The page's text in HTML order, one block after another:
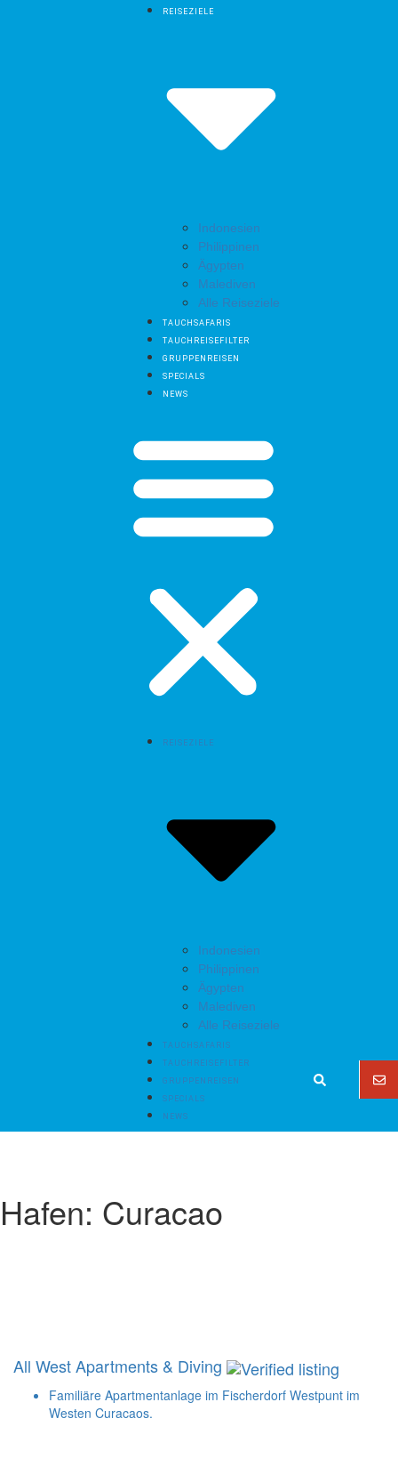
REISEZIELE
Indonesien
Philippinen
Ägypten
Malediven
Alle Reiseziele
TAUCHSAFARIS
TAUCHREISEFILTER
GRUPPENREISEN
SPECIALS
NEWS
REISEZIELE
Indonesien
Philippinen
Ägypten
Malediven
Alle Reiseziele
TAUCHSAFARIS
TAUCHREISEFILTER
GRUPPENREISEN
SPECIALS
NEWS
Hafen: Curacao
All West Apartments & Diving
Familiäre Apartmentanlage im Fischerdorf Westpunt im
Westen Curacaos.